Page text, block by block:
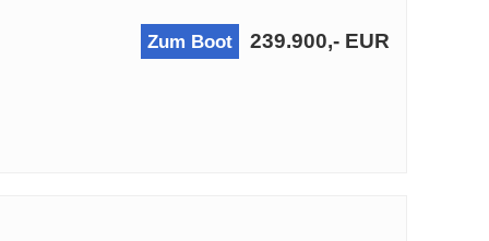
Zum Boot 239.900,- EUR